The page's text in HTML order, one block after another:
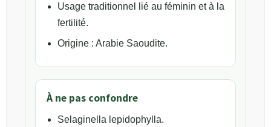
Usage traditionnel lié au féminin et à la
fertilité.
Origine : Arabie Saoudite.
À ne pas confondre
Selaginella lepidophylla.